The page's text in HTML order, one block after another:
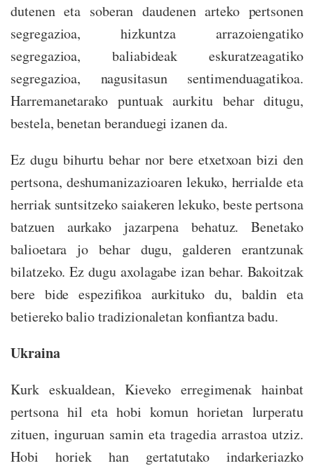
dutenen eta soberan daudenen arteko pertsonen
segregazioa, hizkuntza arrazoiengatiko
segregazioa, baliabideak eskuratzeagatiko
segregazioa, nagusitasun sentimenduagatikoa.
Harremanetarako puntuak aurkitu behar ditugu,
bestela, benetan beranduegi izanen da.
Ez dugu bihurtu behar nor bere etxetxoan bizi den
pertsona, deshumanizazioaren lekuko, herrialde eta
herriak suntsitzeko saiakeren lekuko, beste pertsona
batzuen aurkako jazarpena behatuz. Benetako
balioetara jo behar dugu, galderen erantzunak
bilatzeko. Ez dugu axolagabe izan behar. Bakoitzak
bere bide espezifikoa aurkituko du, baldin eta
betiereko balio tradizionaletan konfiantza badu.
Ukraina
Kurk eskualdean, Kieveko erregimenak hainbat
pertsona hil eta hobi komun horietan lurperatu
zituen, inguruan samin eta tragedia arrastoa utziz.
Hobi horiek han gertatutako indarkeriazko